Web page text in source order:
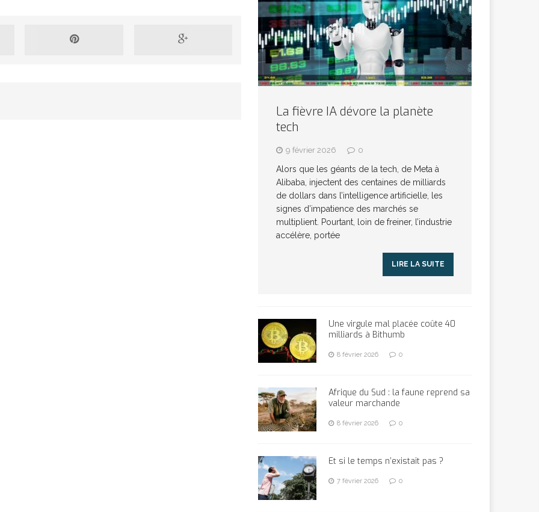
Washington refuse de payer et met l’ONU en péril
La fièvre IA dévore la planète
tech
9 février 2026 0
Alors que les géants de la tech, de Meta à
Alibaba, injectent des centaines de milliards
de dollars dans l’intelligence artificielle, les
signes d’impatience des marchés se
multiplient. Pourtant, loin de freiner, l’industrie
accélère, portée
LIRE LA SUITE
Une virgule mal placée coûte 40
milliards à Bithumb
8 février 2026 0
Afrique du Sud : la faune reprend sa
valeur marchande
8 février 2026 0
Et si le temps n’existait pas ?
7 février 2026 0